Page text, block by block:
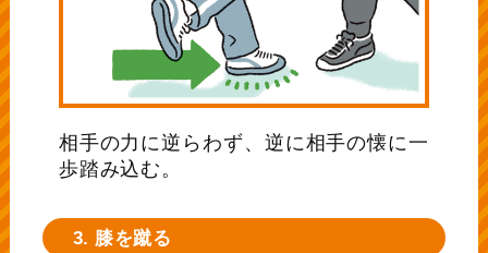
相手の力に逆らわず、逆に相手の懐に一
歩踏み込む。
3. 膝を蹴る